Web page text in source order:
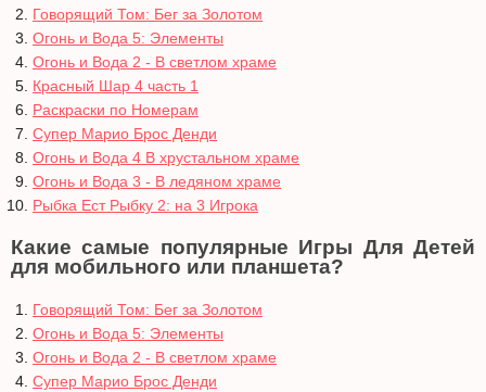
Говорящий Том: Бег за Золотом
Огонь и Вода 5: Элементы
Огонь и Вода 2 - В светлом храме
Красный Шар 4 часть 1
Раскраски по Номерам
Супер Марио Брос Денди
Огонь и Вода 4 В хрустальном храме
Огонь и Вода 3 - В ледяном храме
Рыбка Ест Рыбку 2: на 3 Игрока
Какие самые популярные Игры Для Детей
для мобильного или планшета?
Говорящий Том: Бег за Золотом
Огонь и Вода 5: Элементы
Огонь и Вода 2 - В светлом храме
Супер Марио Брос Денди